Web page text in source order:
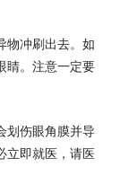
物冲刷出去。如
睛。注意一定要
划伤眼角膜并导
立即就医，请医